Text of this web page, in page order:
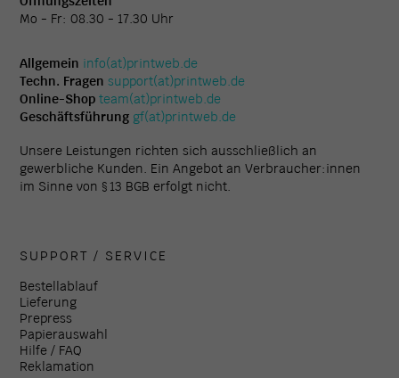
Mo - Fr: 08.30 - 17.30 Uhr
Allgemein info(at)printweb.de
Techn. Fragen support(at)printweb.de
Online-Shop team(at)printweb.de
Geschäftsführung gf(at)printweb.de
Unsere Leistungen richten sich ausschließlich an
gewerbliche Kunden. Ein Angebot an Verbraucher:innen
im Sinne von § 13 BGB erfolgt nicht.
SUPPORT / SERVICE
Bestellablauf
Lieferung
Prepress
Papierauswahl
Hilfe / FAQ
Reklamation